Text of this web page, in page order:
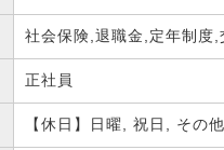
社会保険,退職金,定年制度
正社員
【休日】日曜, 祝日, その